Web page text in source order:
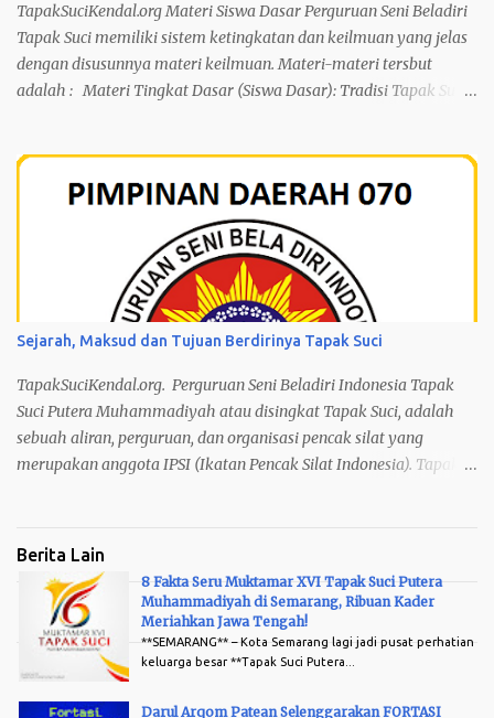
TapakSuciKendal.org Materi Siswa Dasar Perguruan Seni Beladiri
Tapak Suci memiliki sistem ketingkatan dan keilmuan yang jelas
dengan disusunnya materi keilmuan. Materi-materi tersbut
adalah : Materi Tingkat Dasar (Siswa Dasar): Tradisi Tapak Suci:
Dasar Katak Melempar Tubuh – Jurus Dasar Naga Terbang –
Jurus Dasar Mawar Mekar – Jurus Dasar Mawar Layu – Jurus
Dasar Belitan Tangkai Mawar – Jurus Dasar Rajawali Mengibas
Sayap – Jurus Dasar Ikan Terbang Menggoyang Sirip – Jurus
Dasar Ikan Terbang Menjulang Angkasa – Jurus Dasar Harimau
Membuka Jalan – Jurus Dasar Harimau Menutup Jalan – Jurus
Dasar Terkaman Harimau Hindaran : – Harimau Tidur –
Harimau Lapar Meliuk Diri – Tangkai Tertiup Angin 1/2 tubuh –
Tangkai Mawar Tertiup Angin 1 tubuh – Rajawali Terbang
Langkah : – Langkah Lipat – Langka...
Sejarah, Maksud dan Tujuan Berdirinya Tapak Suci
TapakSuciKendal.org. Perguruan Seni Beladiri Indonesia Tapak
Suci Putera Muhammadiyah atau disingkat Tapak Suci, adalah
sebuah aliran, perguruan, dan organisasi pencak silat yang
merupakan anggota IPSI (Ikatan Pencak Silat Indonesia). Tapak
organisasi. Tapak Suci berasas Islam, bersumber pada Al Qur’an
dan As-Sunnah, berjiwa persaudaraan, berada di bawah naungan
Persyarikatan Muhammadiyah sebagai organisasi otonom yang
ke-11. Tapak Suci berdiri pada tanggal 10 Rabiul Awal 1383H, atau
bertepatan dengan tanggal 31 Juli 1963 di Kauman, Yogyakarta.
Tapak Suci memiliki motto “Dengan Iman dan Akhlak saya
menjadi kuat, tanpa Iman dan Akhlak saya menjadi lemah”.
Berita Lain
8 Fakta Seru Muktamar XVI Tapak Suci Putera
Muhammadiyah di Semarang, Ribuan Kader
Meriahkan Jawa Tengah!
**SEMARANG** – Kota Semarang lagi jadi pusat perhatian
keluarga besar **Tapak Suci Putera...
Darul Arqom Patean Selenggarakan FORTASI
Arsip